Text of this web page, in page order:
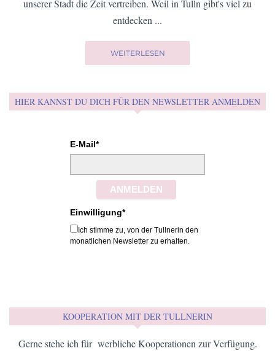
unserer Stadt die Zeit vertreiben. Weil in Tulln gibt's viel zu
entdecken ...
WEITERLESEN
HIER KANNST DU DICH FÜR DEN NEWSLETTER ANMELDEN
E-Mail*
ANMELDEN
Einwilligung*
Ich stimme zu, von der Tullnerin den
monatlichen Newsletter zu erhalten.
KOOPERATION MIT DER TULLNERIN
Gerne stehe ich für werbliche Kooperationen zur Verfügung.